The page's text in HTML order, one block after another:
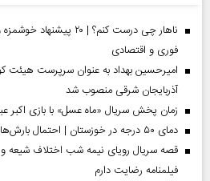
ناهار چی درست کنم؟ | ۲۰
فوری و اقتصادی
امیرحسین بهداد به عنوان سرپرست هیئت
آذربایجان شرقی منصوب شد
زمان پخش سریال «ماه عسل» با بازی اکبر
دمای ۵۰ درجه در خوزستان | احتمال بارش‌های سیل‌آسا در ۳ استان
قصه سریال رویای نیمه شب اختلاف شیعه
فیلمنامه رضایت دارم